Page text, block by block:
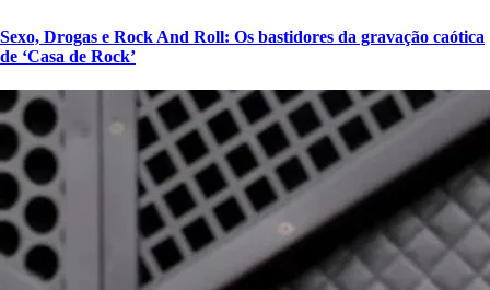
Sexo, Drogas e Rock And Roll: Os bastidores da gravação caótica
de ‘Casa de Rock’